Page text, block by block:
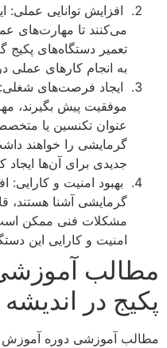
افزایش توانایی
می‌کنند تا مهارت‌های
تعمیر دستگاه‌های پکیج
به انجام کارهای عملی
ایجاد فرصت‌های شغلی:
موفقیت پیش بگیرند،
عنوان تکنسین یا
گرمایشی را خواهند
جدیدی برای آن‌ها ایجاد
بهبود امنیت و کارایی:
گرمایشی آشنا هستند،
مشکلات فنی ممکن
امنیت و کارایی این
مطالب
پکیج در اندیشه
مطالب آموزشی دوره آموزش